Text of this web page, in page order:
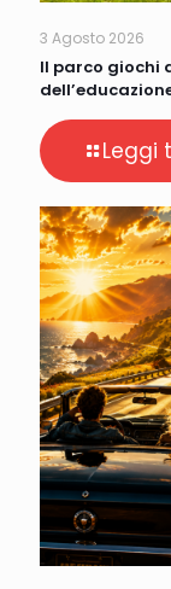
3 Agosto 2026
Il parco giochi
Leggi